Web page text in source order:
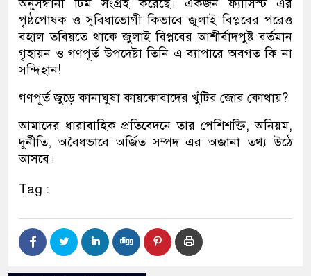
অনুসন্ধানী টিম সংগ্রহ করেছে। একজন ফ্যাসিস্ট এর
পৃষ্ঠপোষক ও সুবিধাভোগী কিভাবে জুলাই বিপ্লবের পরেও
বহাল তবিয়তে থাকে জুলাই বিপ্লবের আশীর্বাদপুষ্ট বর্তমান
গৃহায়ন ও গণপূর্ত উপদেষ্টা তিনি এ ব্যাপারে অবগত কি না
সন্দিহান!
গণপূর্ত জুড়ে কানাঘুষা কায়কোবাদের খুঁটির জোর কোথায়?
আমাদের ধারাবাহিক প্রতিবেদনে তার পেশিশক্তি, অনিয়ম,
দুর্নীতি, অবৈধভাবে অর্জিত সম্পদ এর অজানা তথ্য উঠে
আসবে।
Tag :